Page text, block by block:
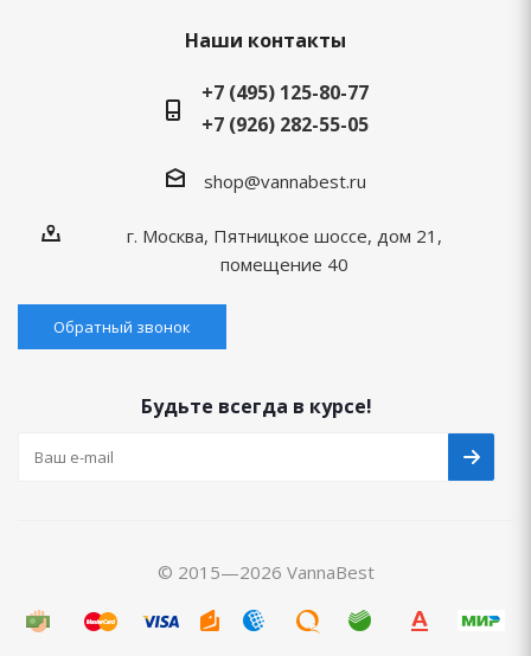
Наши контакты
+7 (495) 125-80-77
+7 (926) 282-55-05
shop@vannabest.ru
г. Москва, Пятницкое шоссе, дом 21,
помещение 40
Обратный звонок
Будьте всегда в курсе!
© 2015—2026 VannaBest